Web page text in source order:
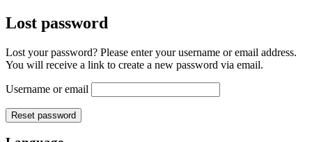
Lost password
Lost your password? Please enter your username or email address.
You will receive a link to create a new password via email.
Username or email
Reset password